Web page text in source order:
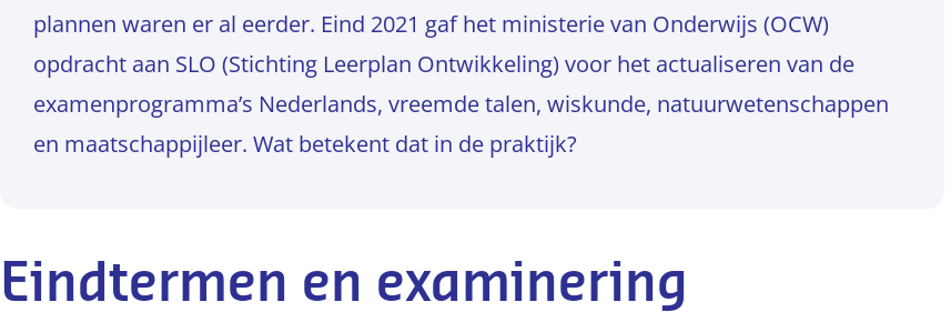
plannen waren er al eerder. Eind 2021 gaf het ministerie van Onderwijs (OCW)
opdracht aan SLO (Stichting Leerplan Ontwikkeling) voor het actualiseren van de
examenprogramma’s Nederlands, vreemde talen, wiskunde, natuurwetenschappen
en maatschappijleer. Wat betekent dat in de praktijk?
Eindtermen en examinering